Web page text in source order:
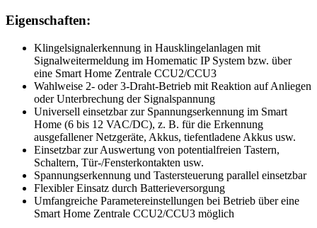
Eigenschaften:
Klingelsignalerkennung in Hausklingelanlagen mit
Signalweitermeldung im Homematic IP System bzw. über
eine Smart Home Zentrale CCU2/CCU3
Wahlweise 2- oder 3-Draht-Betrieb mit Reaktion auf Anliegen
oder Unterbrechung der Signalspannung
Universell einsetzbar zur Spannungserkennung im Smart
Home (6 bis 12 VAC/DC), z. B. für die Erkennung
ausgefallener Netzgeräte, Akkus, tiefentladene Akkus usw.
Einsetzbar zur Auswertung von potentialfreien Tastern,
Schaltern, Tür-/Fensterkontakten usw.
Spannungserkennung und Tastersteuerung parallel einsetzbar
Flexibler Einsatz durch Batterieversorgung
Umfangreiche Parametereinstellungen bei Betrieb über eine
Smart Home Zentrale CCU2/CCU3 möglich